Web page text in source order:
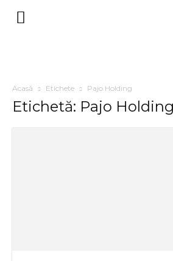
Acasă Etichete Pajo Holding
Etichetă: Pajo Holding